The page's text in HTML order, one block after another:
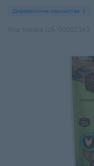
Деревенские лакомства